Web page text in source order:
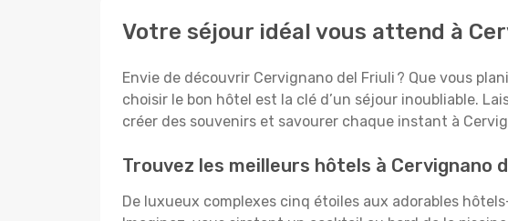
Votre séjour idéal vous attend à
Envie de découvrir Cervignano del Friuli ? Que vous
choisir le bon hôtel est la clé d’un séjour inoubliable.
créer des souvenirs et savourer chaque instant à
Trouvez les meilleurs hôtels à Cervignano
De luxueux complexes cinq étoiles aux adorables